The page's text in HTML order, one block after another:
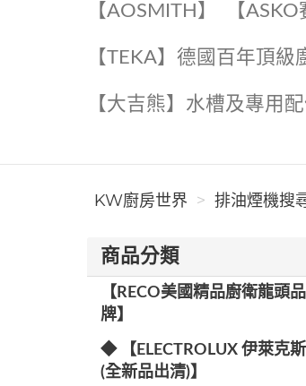
【AOSMITH】 【
【TEKA】️德國百年頂級
【大吉熊】水槽及專用
KW廚房世界 排油煙機搜
商品分類
【RECO美國精品廚衛龍頭品
牌】
◆ 【ELECTROLUX 伊萊克斯
(全新品出清)】